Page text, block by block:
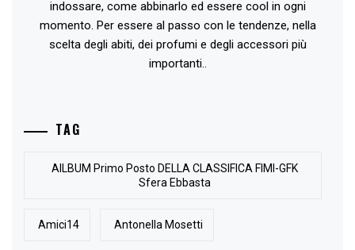
indossare, come abbinarlo ed essere cool in ogni
momento. Per essere al passo con le tendenze, nella
scelta degli abiti, dei profumi e degli accessori più
importanti..
TAG
AlLBUM Primo Posto DELLA CLASSIFICA FIMI-GFK
Sfera Ebbasta
Amici14 Antonella Mosetti